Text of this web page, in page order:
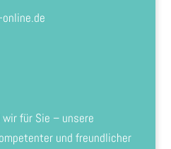
für Sie – unsere
und freundlicher